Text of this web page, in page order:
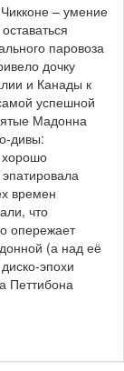
– умение
паровоза
дочку
и Канады к
успешной
Мадонна
дивы:
хорошо
времен
что
опережает
(а над её
эпохи
Петтибона